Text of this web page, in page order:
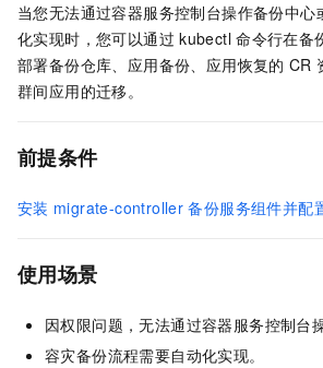
当您无法通过容器服务控制台操作备份中心
化实现时，您可以通过 kubectl 命令行在备
部署备份仓库、应用备份、应用恢复的 CR
群间应用的迁移。
前提条件
安装 migrate-controller 备份服务组件并配
使用场景
因权限问题，无法通过容器服务控制台
容灾备份流程需要自动化实现。